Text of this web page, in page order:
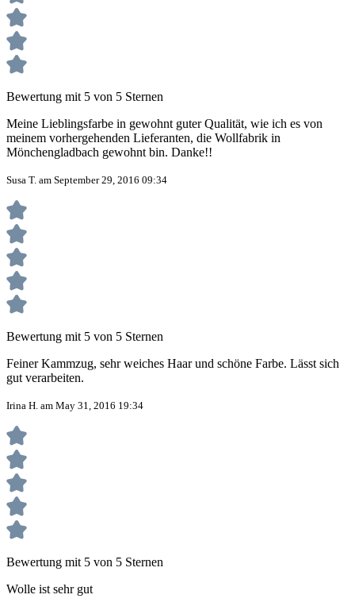
Bewertung mit 5 von 5 Sternen
Meine Lieblingsfarbe in gewohnt guter Qualität, wie ich es von
meinem vorhergehenden Lieferanten, die Wollfabrik in
Mönchengladbach gewohnt bin. Danke!!
Susa T. am September 29, 2016 09:34
Bewertung mit 5 von 5 Sternen
Feiner Kammzug, sehr weiches Haar und schöne Farbe. Lässt sich
gut verarbeiten.
Irina H. am May 31, 2016 19:34
Bewertung mit 5 von 5 Sternen
Wolle ist sehr gut